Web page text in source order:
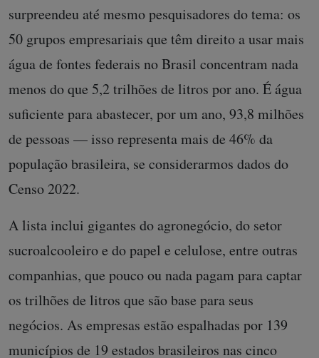
surpreendeu até mesmo pesquisadores do tema: os
50 grupos empresariais que têm direito a usar mais
água de fontes federais no Brasil concentram nada
menos do que 5,2 trilhões de litros por ano. É água
suficiente para abastecer, por um ano, 93,8 milhões
de pessoas — isso representa mais de 46% da
população brasileira, se considerarmos dados do
Censo 2022.
A lista inclui gigantes do agronegócio, do setor
sucroalcooleiro e do papel e celulose, entre outras
companhias, que pouco ou nada pagam para captar
os trilhões de litros que são base para seus
negócios. As empresas estão espalhadas por 139
municípios de 19 estados brasileiros nas cinco